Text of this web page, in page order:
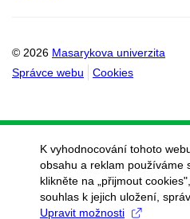
© 2026 Masarykova univerzita
Správce webu
Cookies
K vyhodnocování tohoto
obsahu a reklam používáme
klikněte na „přijmout
souhlas k jejich uložení,
Upravit možnosti